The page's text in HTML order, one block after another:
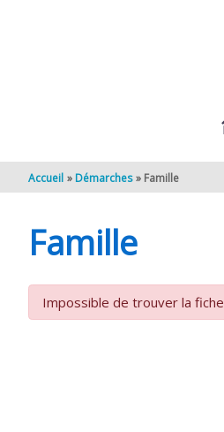
Accueil Démarches Famille
Famille
Impossible de trouver la